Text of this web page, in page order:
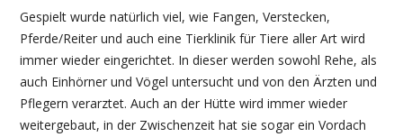
Gespielt wurde natürlich viel, wie Fangen, Verstecken,
Pferde/Reiter und auch eine Tierklinik für Tiere aller Art wird
immer wieder eingerichtet. In dieser werden sowohl Rehe, als
auch Einhörner und Vögel untersucht und von den Ärzten und
Pflegern verarztet. Auch an der Hütte wird immer wieder
weitergebaut, in der Zwischenzeit hat sie sogar ein Vordach